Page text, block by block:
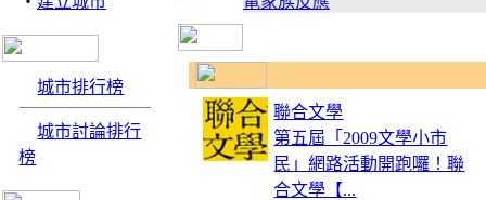
城市排行榜
城市討論排行
榜
【公告】新版型上線！趕快去
來信跟電小二敲碗喔！
聯合文學
第五屆「2009文學小市
民」網路活動開跑囉！聯
合文學【...